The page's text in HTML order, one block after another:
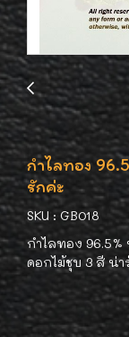
กำไลทอง
รักค่ะ
SKU : GB018
กำไลทอง 96.5%
ดอกไม้ชุบ 3 สี น่า